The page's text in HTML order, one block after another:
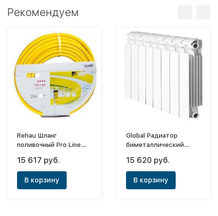
Рекомендуем
Rehau Шланг
поливочный Pro Line
15 617 руб.
В корзину
Global Радиатор
биметаллический
(боковое)
15 620 руб.
В корзину